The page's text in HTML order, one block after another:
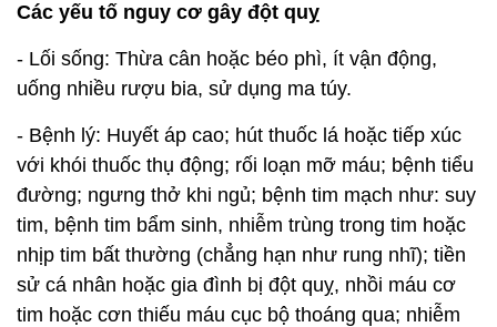
Các yếu tố nguy cơ gây đột quỵ
- Lối sống: Thừa cân hoặc béo phì, ít vận động,
uống nhiều rượu bia, sử dụng ma túy.
- Bệnh lý: Huyết áp cao; hút thuốc lá hoặc tiếp xúc
với khói thuốc thụ động; rối loạn mỡ máu; bệnh tiểu
đường; ngưng thở khi ngủ; bệnh tim mạch như: suy
tim, bệnh tim bẩm sinh, nhiễm trùng trong tim hoặc
nhịp tim bất thường (chẳng hạn như rung nhĩ); tiền
sử cá nhân hoặc gia đình bị đột quỵ, nhồi máu cơ
tim hoặc cơn thiếu máu cục bộ thoáng qua; nhiễm